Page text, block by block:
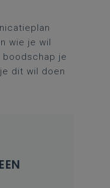
wie je wil
boodschap je
je dit wil doen